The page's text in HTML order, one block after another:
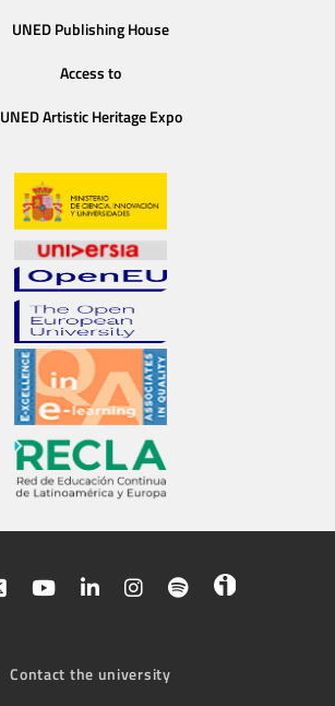
UNED Publishing House
Access to
UNED Artistic Heritage Expo
Contact the university